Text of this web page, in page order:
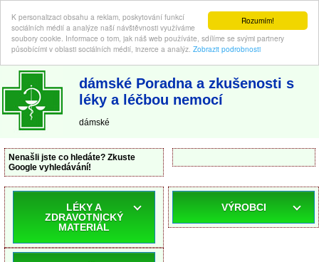
Rozumím!
K personalizaci obsahu a reklam, poskytování funkcí
sociálních médií a analýze naší návštěvnosti využíváme
soubory cookie. Informace o tom, jak náš web používáte, sdílíme se svými partnery
působícími v oblasti sociálních médií, inzerce a analýz. Zobrazit podrobnosti
ABC-LEKARNA.cz | Poradna a zkušenosti s léky a léčbou nemocí
dámské Poradna a zkušenosti s
léky a léčbou nemocí
dámské
Nenašli jste co hledáte? Zkuste
Google vyhledávání!
LÉKY A
ZDRAVOTNICKÝ
MATERIÁL
VÝROBCI